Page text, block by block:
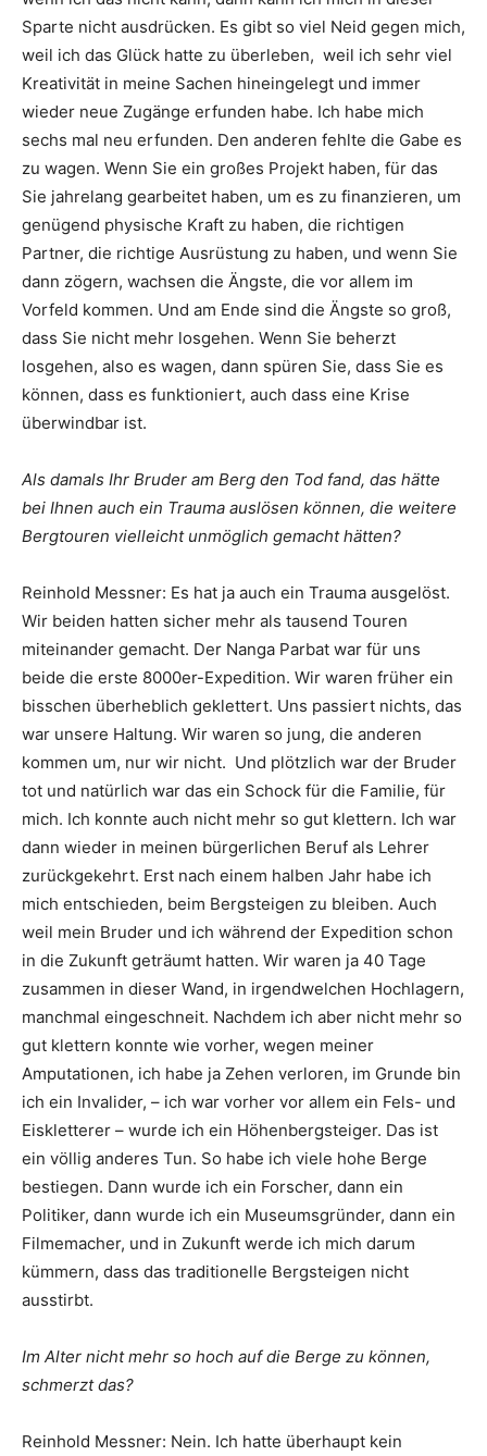
Sparte nicht ausdrücken. Es gibt so viel Neid gegen mich,
weil ich das Glück hatte zu überleben, weil ich sehr viel
Kreativität in meine Sachen hineingelegt und immer
wieder neue Zugänge erfunden habe. Ich habe mich
sechs mal neu erfunden. Den anderen fehlte die Gabe es
zu wagen. Wenn Sie ein großes Projekt haben, für das
Sie jahrelang gearbeitet haben, um es zu finanzieren, um
genügend physische Kraft zu haben, die richtigen
Partner, die richtige Ausrüstung zu haben, und wenn Sie
dann zögern, wachsen die Ängste, die vor allem im
Vorfeld kommen. Und am Ende sind die Ängste so groß,
dass Sie nicht mehr losgehen. Wenn Sie beherzt
losgehen, also es wagen, dann spüren Sie, dass Sie es
können, dass es funktioniert, auch dass eine Krise
überwindbar ist.
Als damals Ihr Bruder am Berg den Tod fand, das hätte
bei Ihnen auch ein Trauma auslösen können, die weitere
Bergtouren vielleicht unmöglich gemacht hätten?
Reinhold Messner: Es hat ja auch ein Trauma ausgelöst.
Wir beiden hatten sicher mehr als tausend Touren
miteinander gemacht. Der Nanga Parbat war für uns
beide die erste 8000er-Expedition. Wir waren früher ein
bisschen überheblich geklettert. Uns passiert nichts, das
war unsere Haltung. Wir waren so jung, die anderen
kommen um, nur wir nicht. Und plötzlich war der Bruder
tot und natürlich war das ein Schock für die Familie, für
mich. Ich konnte auch nicht mehr so gut klettern. Ich war
dann wieder in meinen bürgerlichen Beruf als Lehrer
zurückgekehrt. Erst nach einem halben Jahr habe ich
mich entschieden, beim Bergsteigen zu bleiben. Auch
weil mein Bruder und ich während der Expedition schon
in die Zukunft geträumt hatten. Wir waren ja 40 Tage
zusammen in dieser Wand, in irgendwelchen Hochlagern,
manchmal eingeschneit. Nachdem ich aber nicht mehr so
gut klettern konnte wie vorher, wegen meiner
Amputationen, ich habe ja Zehen verloren, im Grunde bin
ich ein Invalider, – ich war vorher vor allem ein Fels- und
Eiskletterer – wurde ich ein Höhenbergsteiger. Das ist
ein völlig anderes Tun. So habe ich viele hohe Berge
bestiegen. Dann wurde ich ein Forscher, dann ein
Politiker, dann wurde ich ein Museumsgründer, dann ein
Filmemacher, und in Zukunft werde ich mich darum
kümmern, dass das traditionelle Bergsteigen nicht
ausstirbt.
Im Alter nicht mehr so hoch auf die Berge zu können,
schmerzt das?
Reinhold Messner: Nein. Ich hatte überhaupt kein